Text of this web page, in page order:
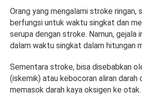
Orang yang mengalami stroke
berfungsi untuk waktu singkat dan
serupa dengan stroke. Namun, gejala
dalam waktu singkat dalam hitungan
Sementara stroke, bisa disebabkan
(iskemik) atau kebocoran aliran darah
memasok darah kaya oksigen ke